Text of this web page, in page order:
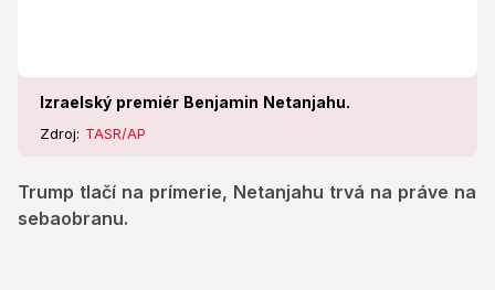
Izraelský premiér Benjamin Netanjahu.
Zdroj: TASR/AP
Trump tlačí na prímerie, Netanjahu trvá na práve na
sebaobranu.